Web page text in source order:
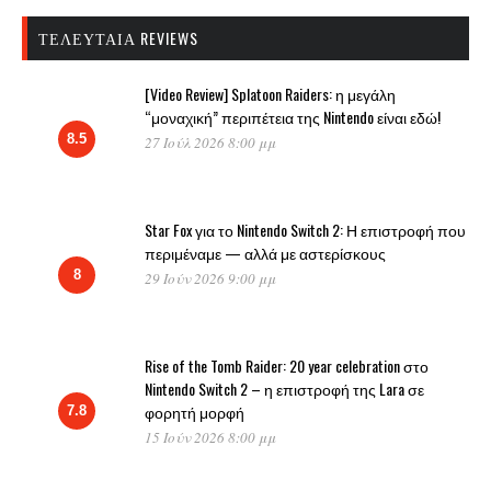
ΤΕΛΕΥΤΑΊΑ REVIEWS
8.5
[Video Review] Splatoon Raiders: η μεγάλη
“μοναχική” περιπέτεια της Nintendo είναι εδώ!
27 Ιούλ 2026 8:00 μμ
8
Star Fox για το Nintendo Switch 2: Η επιστροφή που
περιμέναμε — αλλά με αστερίσκους
29 Ιούν 2026 9:00 μμ
7.8
Rise of the Tomb Raider: 20 year celebration στο
Nintendo Switch 2 – η επιστροφή της Lara σε
φορητή μορφή
15 Ιούν 2026 8:00 μμ